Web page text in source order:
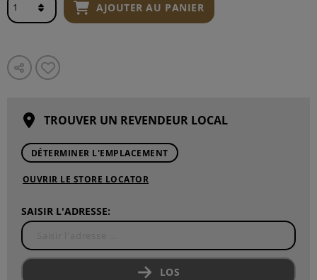
AJOUTER AU PANIER
TROUVER UN REVENDEUR LOCAL
DÉTERMINER L'EMPLACEMENT
OUVRIR LE STORE LOCATOR
SAISIR L'ADRESSE:
LOS